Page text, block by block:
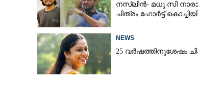
നസ്ലിൻ- മധു സി
ചിത്രം ഫോർട്ട്
NEWS
25 വർഷത്തിനുശേഷം